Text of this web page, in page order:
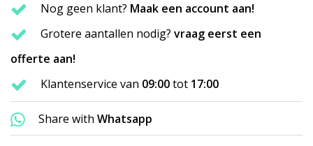
Nog geen klant? Maak een account aan!
Grotere aantallen nodig? vraag eerst een
offerte aan!
Klantenservice van 09:00tot 17:00
Share with Whatsapp